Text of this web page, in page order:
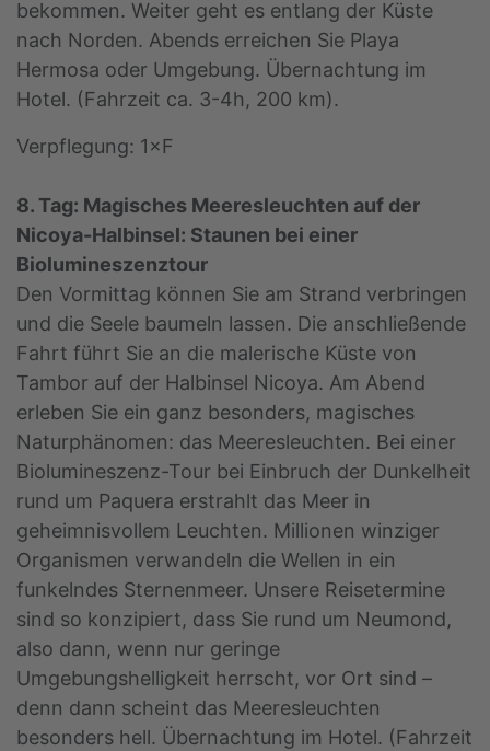
bekommen. Weiter geht es entlang der Küste
nach Norden. Abends erreichen Sie Playa
Hermosa oder Umgebung. Übernachtung im
Hotel. (Fahrzeit ca. 3-4h, 200 km).
Verpflegung: 1×F
8. Tag: Magisches Meeresleuchten auf der
Nicoya-Halbinsel: Staunen bei einer
Biolumineszenztour
Den Vormittag können Sie am Strand verbringen
und die Seele baumeln lassen. Die anschließende
Fahrt führt Sie an die malerische Küste von
Tambor auf der Halbinsel Nicoya. Am Abend
erleben Sie ein ganz besonders, magisches
Naturphänomen: das Meeresleuchten. Bei einer
Biolumineszenz-Tour bei Einbruch der Dunkelheit
rund um Paquera erstrahlt das Meer in
geheimnisvollem Leuchten. Millionen winziger
Organismen verwandeln die Wellen in ein
funkelndes Sternenmeer. Unsere Reisetermine
sind so konzipiert, dass Sie rund um Neumond,
also dann, wenn nur geringe
Umgebungshelligkeit herrscht, vor Ort sind –
denn dann scheint das Meeresleuchten
besonders hell. Übernachtung im Hotel. (Fahrzeit